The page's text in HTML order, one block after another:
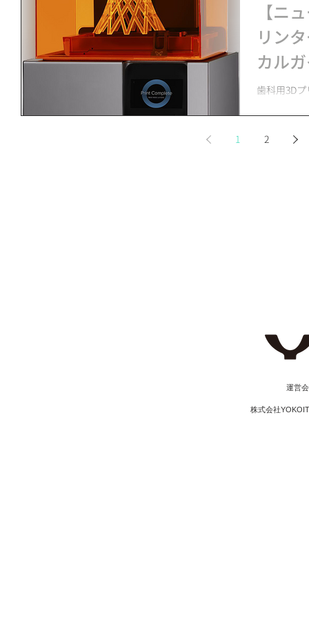
【ニ
リン
カル
用関
始
歯科用3D
して販売開
崎市）は
1 2
運営
株式会社